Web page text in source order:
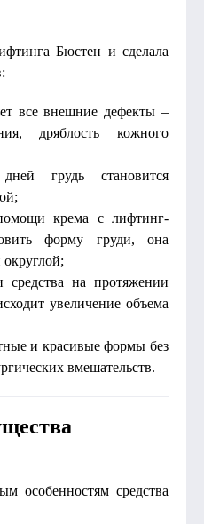
Бюстен и сделала
все внешние дефекты –
дряблость кожного
грудь становится
крема с лифтинг-
форму груди, она
округлой;
средства на протяжении
увеличение объема
и красивые формы без
вмешательств.
особенностям средства